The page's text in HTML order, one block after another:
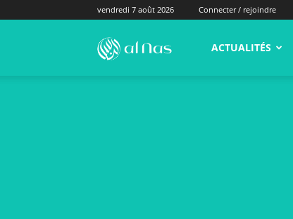
vendredi 7 août 2026 Connecter / rejoindre
alNas.fr ACTUALITÉS